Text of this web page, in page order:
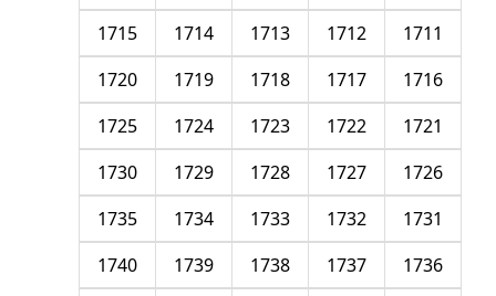
1711
1712
1713
1714
1715
1716
1717
1718
1719
1720
1721
1722
1723
1724
1725
1726
1727
1728
1729
1730
1731
1732
1733
1734
1735
1736
1737
1738
1739
1740